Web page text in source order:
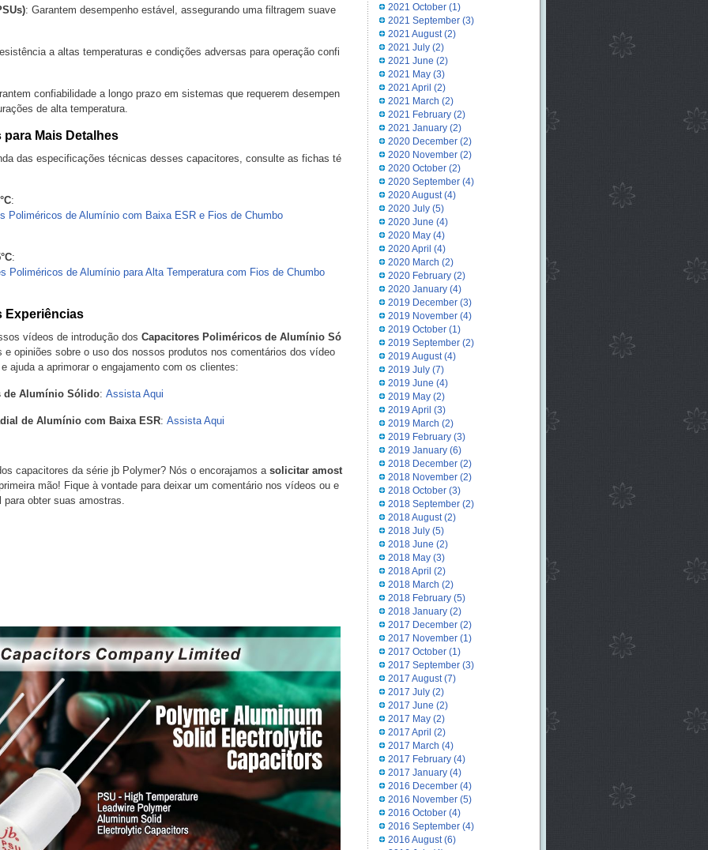
: Garantem desempenho estável, assegurando uma filtragem suave
a altas temperaturas e condições adversas para operação confi
confiabilidade a longo prazo em sistemas que requerem desempen
de alta temperatura.
Mais Detalhes
das especificações técnicas desses capacitores, consulte as fichas té
:
Poliméricos de Alumínio com Baixa ESR e Fios de Chumbo
:
Poliméricos de Alumínio para Alta Temperatura com Fios de Chumbo
Experiências
vídeos de introdução dos Capacitores Poliméricos de Alumínio Só
e opiniões sobre o uso dos nossos produtos nos comentários dos vídeo
ajuda a aprimorar o engajamento com os clientes:
de Alumínio Sólido: Assista Aqui
de Alumínio com Baixa ESR: Assista Aqui
capacitores da série jb Polymer? Nós o encorajamos a solicitar amost
mão! Fique à vontade para deixar um comentário nos vídeos ou e
para obter suas amostras.
2021 October(1)
2021 September(3)
2021 August(2)
2021 July(2)
2021 June (2)
2021 May(3)
2021 April (2)
2021 March (2)
2021 February(2)
2021 January(2)
2020 December(2)
2020 November(2)
2020 October(2)
2020 September(4)
2020 August(4)
2020 July(5)
2020 June (4)
2020 May(4)
2020 April (4)
2020 March (2)
2020 February(2)
2020 January(4)
2019 December(3)
2019 November(4)
2019 October(1)
2019 September(2)
2019 August(4)
2019 July(7)
2019 June (4)
2019 May(2)
2019 April (3)
2019 March (2)
2019 February(3)
2019 January(6)
2018 December(2)
2018 November(2)
2018 October(3)
2018 September(2)
2018 August(2)
2018 July(5)
2018 June (2)
2018 May(3)
2018 April (2)
2018 March (2)
2018 February(5)
2018 January(2)
2017 December(2)
2017 November(1)
2017 October(1)
2017 September(3)
2017 August(7)
2017 July(2)
2017 June (2)
2017 May(2)
2017 April (2)
2017 March (4)
2017 February(4)
2017 January(4)
2016 December(4)
2016 November(5)
2016 October(4)
2016 September(4)
2016 August(6)